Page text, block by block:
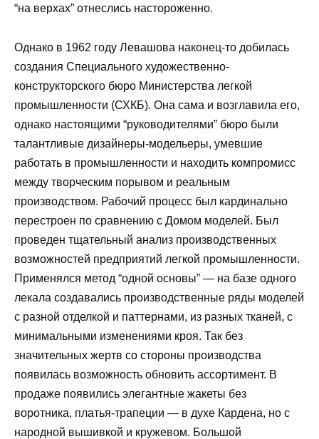
“на верхах” отнеслись настороженно.
Однако в 1962 году Левашова наконец-то добилась
создания Специального художественно-
конструкторского бюро Министерства легкой
промышленности (СХКБ). Она сама и возглавила его,
однако настоящими “руководителями” бюро были
талантливые дизайнеры-модельеры, умевшие
работать в промышленности и находить компромисс
между творческим порывом и реальным
производством. Рабочий процесс был кардинально
перестроен по сравнению с Домом моделей. Был
проведен тщательный анализ производственных
возможностей предприятий легкой промышленности.
Применялся метод “одной основы” — на базе одного
лекала создавались производственные ряды моделей
с разной отделкой и паттернами, из разных тканей, с
минимальными изменениями кроя. Так без
значительных жертв со стороны производства
появилась возможность обновить ассортимент. В
продаже появились элегантные жакеты без
воротника, платья-трапеции — в духе Кардена, но с
народной вышивкой и кружевом. Большой